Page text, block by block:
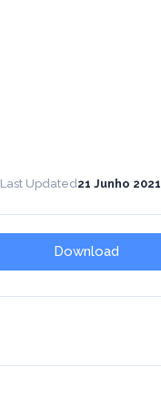
Last Updated21 Junho 2021
Download